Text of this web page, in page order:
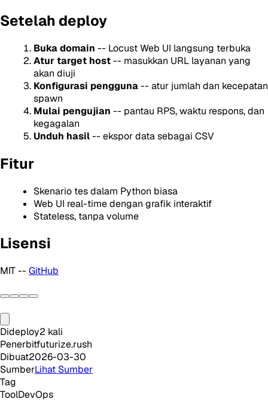
Setelah deploy
Buka domain -- Locust Web UI langsung terbuka
Atur target host-- masukkan URL layanan yang
akan diuji
Konfigurasi pengguna-- atur jumlah dan kecepatan
spawn
Mulai pengujian -- pantau RPS, waktu respons, dan
kegagalan
Unduh hasil-- ekspor data sebagai CSV
Fitur
Skenario tes dalam Python biasa
Web UI real-time dengan grafik interaktif
Stateless, tanpa volume
Lisensi
MIT -- GitHub
Dideploy2 kali
Penerbitfuturize.rush
Dibuat2026-03-30
SumberLihat Sumber
Tag
ToolDevOps